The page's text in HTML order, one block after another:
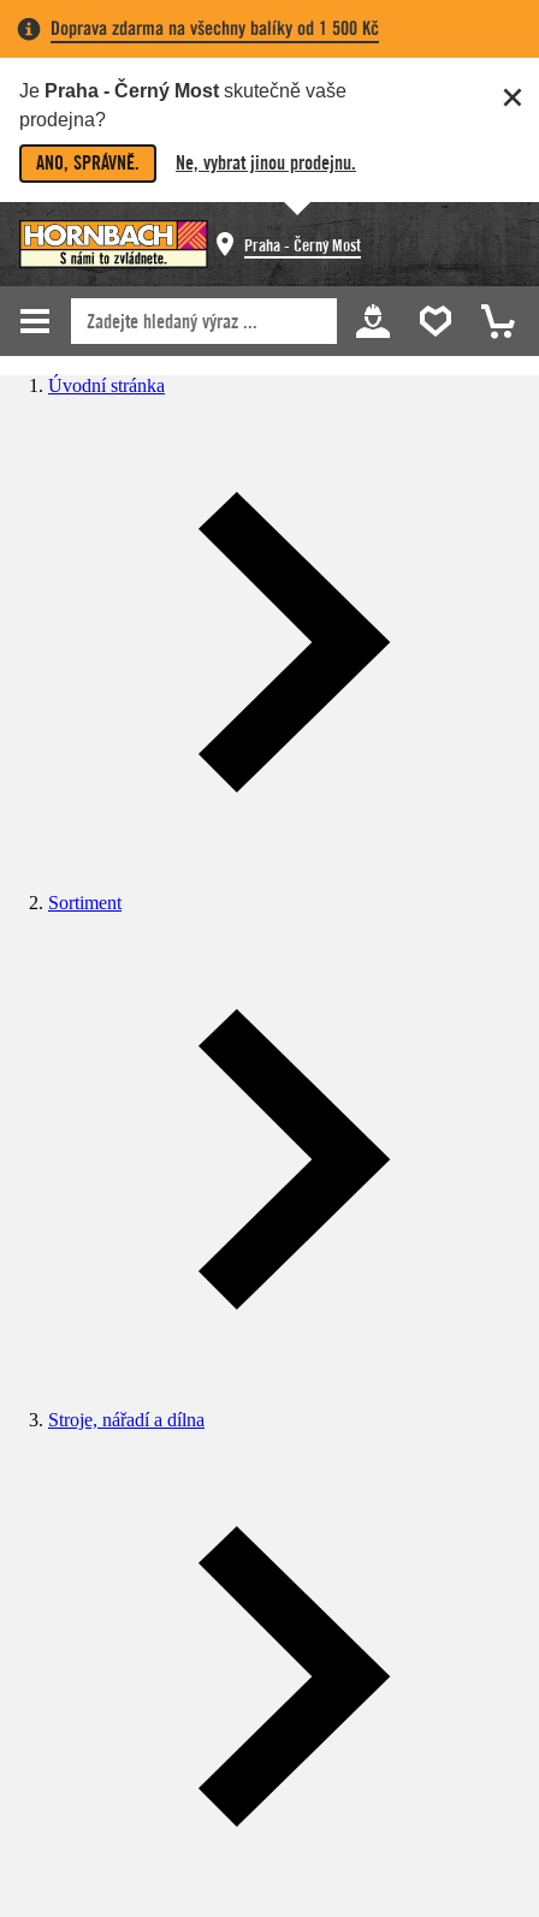
Doprava zdarma na všechny balíky od 1 500 Kč
Je Praha - Černý Most skutečně vaše
prodejna?
ANO, SPRÁVNĚ. Ne, vybrat jinou prodejnu.
Praha - Černý Most
Úvodní stránka
Sortiment
Stroje, nářadí a dílna